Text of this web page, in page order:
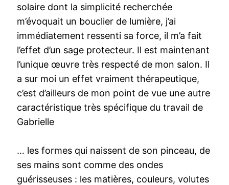
solaire dont la simplicité recherchée
m’évoquait un bouclier de lumière, j’ai
immédiatement ressenti sa force, il m’a fait
l’effet d’un sage protecteur. Il est maintenant
l’unique œuvre très respecté de mon salon. Il
a sur moi un effet vraiment thérapeutique,
c’est d’ailleurs de mon point de vue une autre
caractéristique très spécifique du travail de
Gabrielle
… les formes qui naissent de son pinceau, de
ses mains sont comme des ondes
guérisseuses : les matières, couleurs, volutes